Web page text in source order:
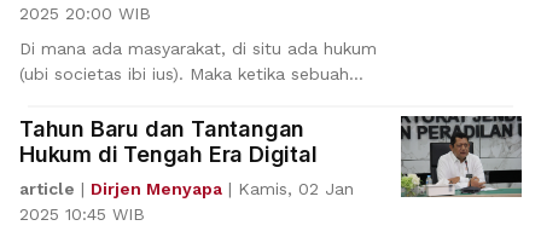
2025 20:00 WIB
Di mana ada masyarakat, di situ ada hukum
(ubi societas ibi ius). Maka ketika sebuah
Tahun Baru dan Tantangan
Hukum di Tengah Era Digital
article | Dirjen Menyapa | Kamis, 02 Jan
2025 10:45 WIB